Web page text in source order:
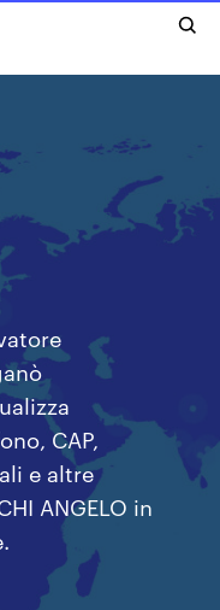
CAP,
e altre
ANGELO in